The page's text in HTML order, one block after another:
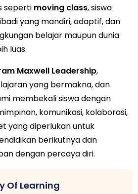
seperti moving class, siswa
yang mandiri, adaptif, dan
belajar maupun dunia
luas.
Maxwell Leadership,
yang bermakna, dan
membekali siswa dengan
komunikasi, kolaborasi,
yang diperlukan untuk
berikutnya dan
dengan percaya diri.
Of Learning